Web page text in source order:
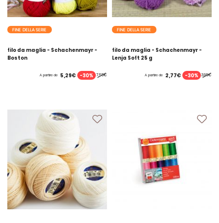
FINE DELLA SERIE
filo da maglia - Schachenmayr -
Boston
7,55€
A partire de 5,29€ -30%
FINE DELLA SERIE
filo da maglia - Schachenmayr -
Lenja Soft 25 g
3,95€
A partire de 2,77€ -30%